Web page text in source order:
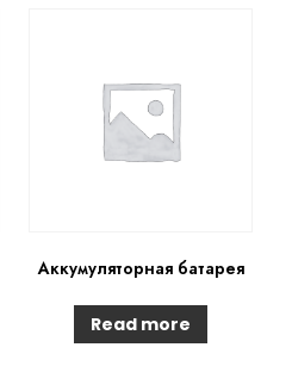
Аккумуляторная батарея
Read more